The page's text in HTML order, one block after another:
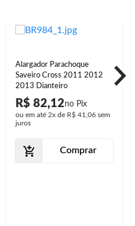
Alargador Parachoque
Saveiro Cross 2011 2012
2013 Dianteiro
R$ 82,12
ou em até 2x de R$ 41,06 sem
juros
Comprar